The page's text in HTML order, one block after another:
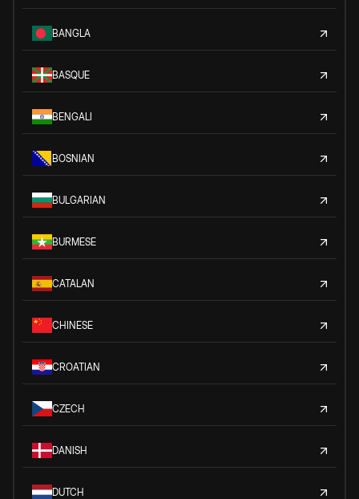
BANGLA
BASQUE
BENGALI
BOSNIAN
BULGARIAN
BURMESE
CATALAN
CHINESE
CROATIAN
CZECH
DANISH
DUTCH